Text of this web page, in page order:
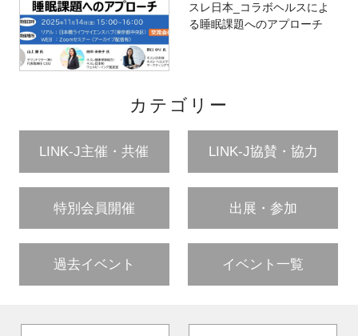
スレ日本_コラボヘルスによ
る睡眠課題へのアプローチ
カテゴリー
LINK-J主催・共催 LINK-J協賛・協力
特別会員開催 出展・参加
過去イベント イベント一覧